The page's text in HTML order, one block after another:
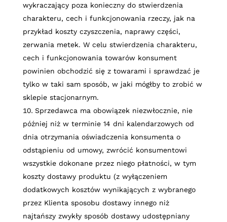
wykraczający poza konieczny do stwierdzenia
charakteru, cech i funkcjonowania rzeczy, jak na
przykład koszty czyszczenia, naprawy części,
zerwania metek. W celu stwierdzenia charakteru,
cech i funkcjonowania towarów konsument
powinien obchodzić się z towarami i sprawdzać je
tylko w taki sam sposób, w jaki mógłby to zrobić w
sklepie stacjonarnym.
Sprzedawca ma obowiązek niezwłocznie, nie
później niż w terminie 14 dni kalendarzowych od
dnia otrzymania oświadczenia konsumenta o
odstąpieniu od umowy, zwrócić konsumentowi
wszystkie dokonane przez niego płatności, w tym
koszty dostawy produktu (z wyłączeniem
dodatkowych kosztów wynikających z wybranego
przez Klienta sposobu dostawy innego niż
najtańszy zwykły sposób dostawy udostępniany